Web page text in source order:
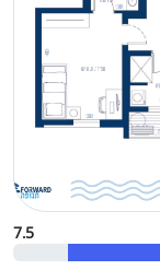
7.5